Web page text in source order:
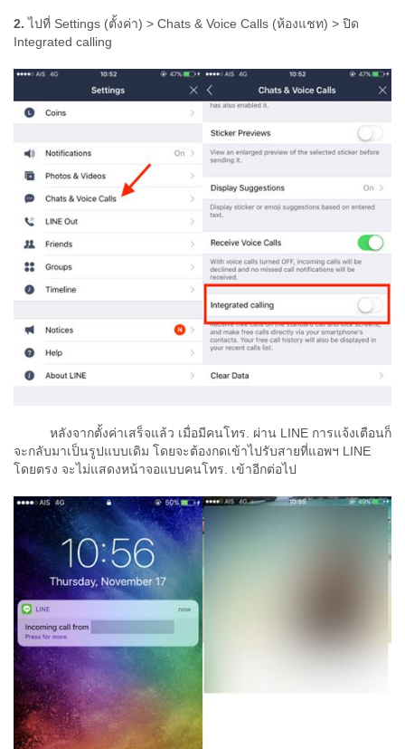
2. ไปที่ Settings (ตั้งค่า) > Chats & Voice Calls (ห้องแชท) > ปิด
Integrated calling
หลังจากตั้งค่าเสร็จแล้ว เมื่อมีคนโทร. ผ่าน LINE การแจ้งเตือนก็
จะกลับมาเป็นรูปแบบเดิม โดยจะต้องกดเข้าไปรับสายที่แอพฯ LINE
โดยตรง จะไม่แสดงหน้าจอแบบคนโทร. เข้าอีกต่อไป